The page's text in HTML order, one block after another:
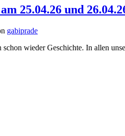
25.04.26 und
gabiprade
wieder Geschichte. In allen